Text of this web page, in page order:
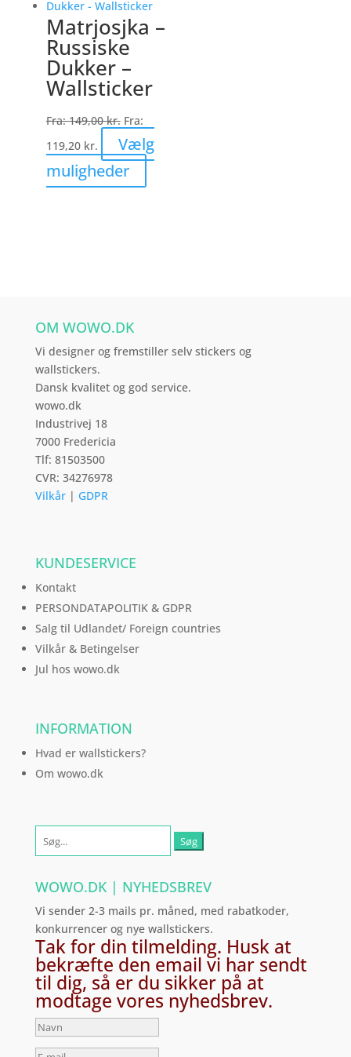
varianter.
Mulighederne
på
Matrjosjka –
Russiske
Dukker –
Wallsticker
Fra:149,00kr. Fra:
119,20 kr.
Vælg
muligheder
vare
varesiden
OM WOWO.DK
Vi designer og fremstiller selv stickers og
wallstickers.
Dansk kvalitet og god service.
wowo.dk
Industrivej 18
7000 Fredericia
Tlf: 81503500
CVR: 34276978
Vilkår| GDPR
KUNDESERVICE
Kontakt
PERSONDATAPOLITIK & GDPR
Salg til Udlandet/ Foreign countries
Vilkår & Betingelser
Jul hos wowo.dk
INFORMATION
Hvad er wallstickers?
Om wowo.dk
efter:
WOWO.DK | NYHEDSBREV
Vi sender 2-3 mails pr. måned, med rabatkoder,
konkurrencer og nye wallstickers.
Tak for din tilmelding. Husk at
bekræfte den email vi har sendt
til dig, så er du sikker på at
modtage vores nyhedsbrev.